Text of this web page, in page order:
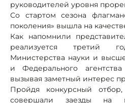
руководителей уровня
Со стартом сезона
поколения» вышла на
Как напомнили
реализуется третий
Министерства науки и
и Федерального
вызывая заметный интерес
Пройдя конкурсный
совершали заезды на